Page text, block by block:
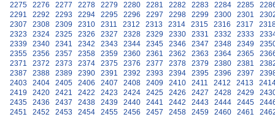
2275
2276 2277 2278 2279 2280 2281 2282 2283 2284 2285
2291
2292 2293 2294 2295 2296 2297 2298 2299 2300 2301
2307
2308 2309 2310 2311 2312 2313 2314 2315 2316 2317
2323
2324 2325 2326 2327 2328 2329 2330 2331 2332 2333
2339
2340 2341 2342 2343 2344 2345 2346 2347 2348 2349
2355
2356 2357 2358 2359 2360 2361 2362 2363 2364 2365
2371
2372 2373 2374 2375 2376 2377 2378 2379 2380 2381
2387
2388 2389 2390 2391 2392 2393 2394 2395 2396 2397
2403
2404 2405 2406 2407 2408 2409 2410 2411 2412 2413
2419
2420 2421 2422 2423 2424 2425 2426 2427 2428 2429
2435
2436 2437 2438 2439 2440 2441 2442 2443 2444 2445
2451
2452 2453 2454 2455 2456 2457 2458 2459 2460 2461